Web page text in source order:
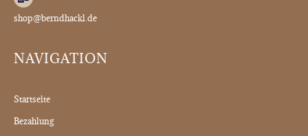
shop@berndhackl.de
NAVIGATION
Startseite
Bezahlung